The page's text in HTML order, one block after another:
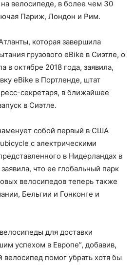
велосипеде, в более чем 30
Париж, Лондон и Рим.
которая завершила
грузового eBike в Сиэтле, о
в октябре 2018 года, заявила,
eBike в Портленде, штат
секретаря, в ближайшее
в Сиэтле.
собой первый в США
с электрическими
в Нидерландах в
что ее глобальный парк
велосипедов теперь также
Бельгии и Гонконге и
для доставки
успехом в Европе”, добавив,
велосипед помог убрать хотя бы